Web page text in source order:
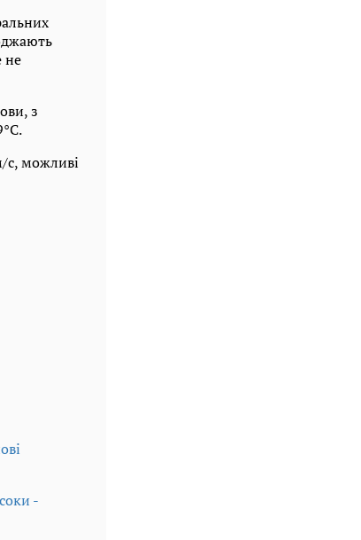
не
з
с, можливі
-